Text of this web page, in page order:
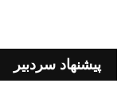
پیشنهاد سردبیر